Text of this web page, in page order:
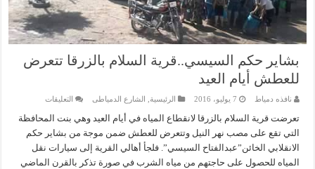
بشاير حكم السيسي..قرية السلام بالزرقا تتعرض
للعطش أيام العيد
نافذه دمياط 7 يوليو، 2016 الرئيسية الشارع الدمياطى التعليقاتعلى
حكم
السلام
بالزرقا
تتعرض
للعطش
تعرضت قرية السلام بالزرقا لانقطاع المياه في أيام العيد وهي بنت المحافظة
التي تقع على مصب نهر النيل وتتعرض للعطش ضمن موجة من بشاير حكم
الانقلابي الخائن”عبدالفتاح السيسي”. فلجأ أهالي القرية إلى سيارات نقل
المياه للحصول على حاجتهم من مياه الشرب في صورة تذكر بالقرن الماضي